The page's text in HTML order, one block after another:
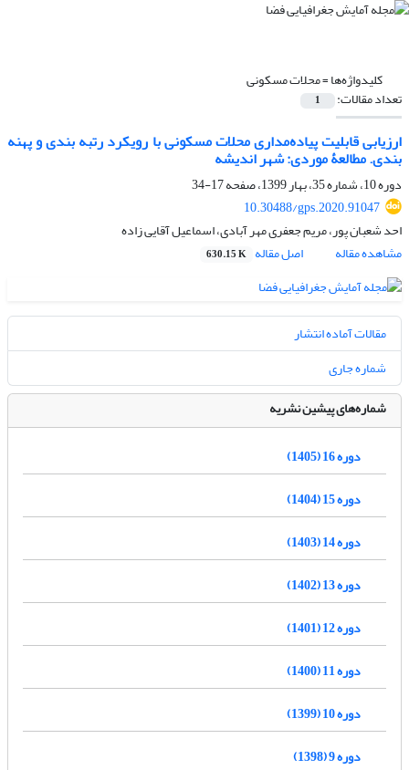
کلیدواژه‌ها =محلات مسکونی
تعداد مقالات: 1
ارزیابی قابلیت پیاده‌مداری محلات مسکونی با رویکرد رتبه بندی و پهنه
بندی. مطالعۀ موردی: شهر اندیشه
دوره 10، شماره 35، بهار 1399، صفحه
17-34
10.30488/gps.2020.91047
احد شعبان پور، مریم جعفری مهر آبادی، اسماعیل آقایی زاده
مشاهده مقاله
اصل مقاله 630.15 K
مقالات آماده انتشار
شماره جاری
شماره‌های پیشین نشریه
دوره 16 (1405)
دوره 15 (1404)
دوره 14 (1403)
دوره 13 (1402)
دوره 12 (1401)
دوره 11 (1400)
دوره 10 (1399)
دوره 9 (1398)